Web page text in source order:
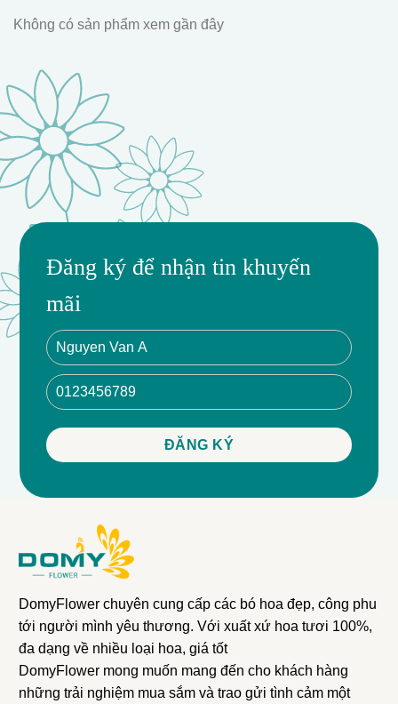
Quyến rũ
Phong cách
Thủ công
Sang trọng
Ý nghĩa
Không có sản phẩm xem gần đây
Đăng ký để nhận tin khuyến
mãi
DomyFlower chuyên cung cấp các bó hoa đẹp, công phu
tới người mình yêu thương. Với xuất xứ hoa tươi 100%,
đa dạng về nhiều loại hoa, giá tốt
DomyFlower mong muốn mang đến cho khách hàng
những trải nghiệm mua sắm và trao gửi tình cảm một